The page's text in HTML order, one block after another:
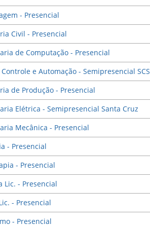
- Presencial
Civil - Presencial
de Computação - Presencial
e Automação - Semipresencial SCS
de Produção - Presencial
Elétrica - Semipresencial Santa Cruz
Mecânica - Presencial
- Presencial
- Presencial
Lic. - Presencial
- Presencial
- Presencial